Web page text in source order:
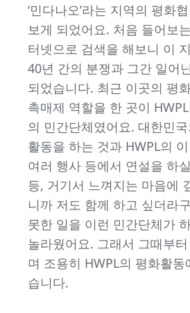
‘민다나오’라는 지역의 평화
보게 되었어요. 처음 들어보
터넷으로 검색을 해보니 이
40년 간의 분쟁과 그간 일어
되었습니다. 최근 이곳의 평
촉매제 역할을 한 곳이
의 민간단체였어요. 대한민
활동을 하는 것과 HWPL의
여러 행사 등에서 연설을 하
등, 거기서 느껴지는 마음에
니까 저도 함께 하고 싶더라
못한 일을 이런 민간단체가
놀라웠어요. 그래서 그때부
며 조용히 HWPL의 평화활
습니다.